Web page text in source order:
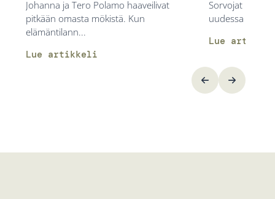
Johanna ja Tero Polamo haaveilivat
pitkään omasta mökistä. Kun
elämäntilann...
Lue artikkeli
Sorvojat
uudessa
Lue